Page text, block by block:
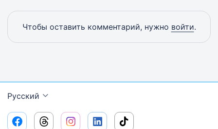
Чтобы оставить комментарий, нужно войти.
Русский